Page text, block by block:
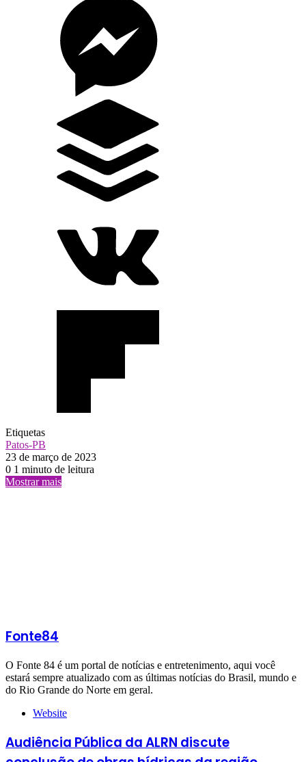
Etiquetas
Patos-PB
23 de março de 2023
0 1 minuto de leitura
Mostrar mais
Fonte84
O Fonte 84 é um portal de notícias e entretenimento, aqui você
estará sempre atualizado com as últimas notícias do Brasil, mundo e
do Rio Grande do Norte em geral.
Website
Audiência Pública da ALRN discute